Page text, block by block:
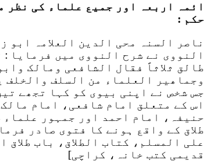
ائمہ اربعہ اور جمیع علماء کی نظر
حکم :
ناصر السنہ محی الدین العلامہ ابو
النووی نے شرح النووی میں فرمایا :
طالق ثلاثاً فقال الشافعی ومالک
وجماھیر العلماء من السلف والخلف
جس شخص نے اپنی بیوی کو کہا تجھے
اس کے متعلق امام شافعی، امام
حنیفہ، امام احمد اور جمہور علماء
طلاق کے واقع ہونے کا فتوی صادر
قدیمی کتب خانہ، کراچی]